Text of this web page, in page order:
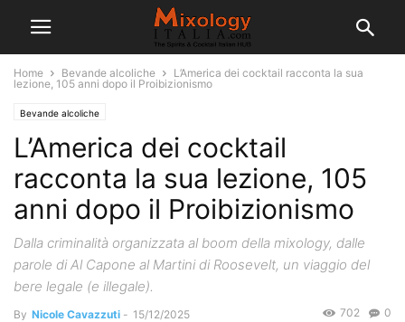
Home Bevande alcoliche
L’America dei cocktail racconta la sua
lezione, 105 anni dopo il Proibizionismo
Bevande alcoliche
L’America dei cocktail
racconta la sua lezione, 105
anni dopo il Proibizionismo
Dalla criminalità organizzata al boom della mixology, dalle
parole di Al Capone al Martini di Roosevelt, un viaggio del
bere legale (e illegale).
By Nicole Cavazzuti - 15/12/2025 0
702